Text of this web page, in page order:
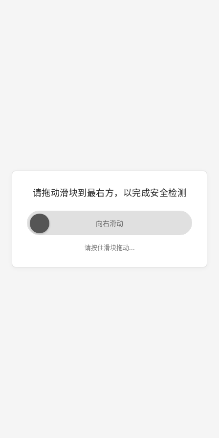
请拖动滑块到最右方，以完成安全检测
向右滑动
请按住滑块拖动...